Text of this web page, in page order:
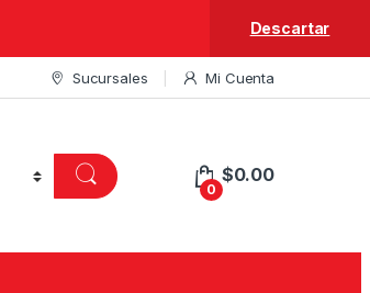
Descartar
Sucursales Mi Cuenta
0
$0.00